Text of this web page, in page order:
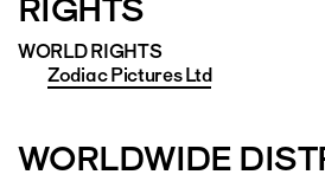
RIGHTS
WORLD RIGHTS
Zodiac Pictures Ltd
WORLDWIDE